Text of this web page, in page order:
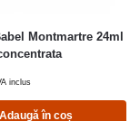
Montmartre 24ml
inclus
Adaugă în coș